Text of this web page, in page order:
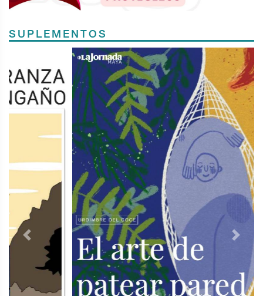
SUPLEMENTOS
Previous Next